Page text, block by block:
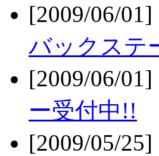
[2009/06/
バックステ
[2009/06/
ー受付中!!
[2009/05/